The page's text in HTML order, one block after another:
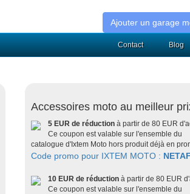
Ajouter un garage
Blog
Contact
Accessoires moto au meilleur
5 EUR de réduction à partir de 80 EUR
Ce coupon est valable sur l'ensemble du
catalogue d'Ixtem Moto hors produit déjà en
Code promo pour IXTEM MOTO :
10 EUR de réduction à partir de 80 EUR
Ce coupon est valable sur l'ensemble du